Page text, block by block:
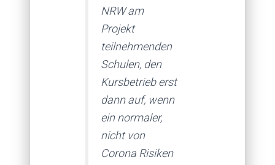
NRW am
Projekt
teilnehmenden
Schulen, den
Kursbetrieb erst
dann auf, wenn
ein normaler,
nicht von
Corona Risiken